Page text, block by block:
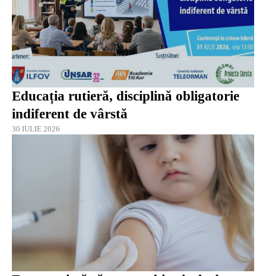
Educația rutieră, disciplină obligatorie
indiferent de vârstă
30 IULIE 2026